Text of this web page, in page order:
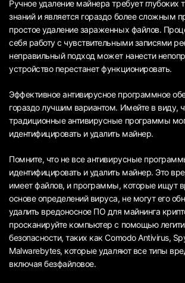
Ручное удаление майнера требует глубоких
знаний и является гораздо более сложным
простое удаление зараженных файлов.
себя работу с чувствительными записями
неправильный подход может нанести
устройство перестанет функционировать.
Эффективное антивирусное программное
гораздо лучшим вариантом. Имейте в виду,
традиционные антивирусные программы
идентифицировать и удалить майнер.
Помните, что не все антивирусные
идентифицировать и удалить майнер. Это
имеет файлов, и программы, которые ищут
основе определений вируса, не могут его
удалить вредоносное ПО для майнинга
просканируйте компьютер с помощью
безопасности, таких как Comodo Antivirus,
Malwarebytes, которые удаляют все типы
включая безфайловое.